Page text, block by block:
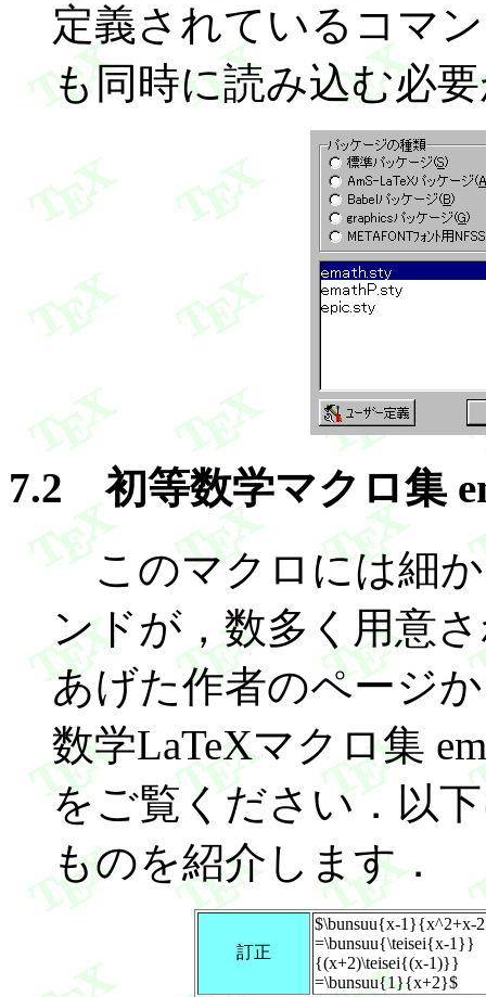
定義されているコマ
も同時に読み込む必
7.2 初等数学マクロ集
このマクロには細か
ンドが，数多く用意
あげた作者のページ
数学LaTeXマクロ集
をご覧ください．以
ものを紹介します．
訂正
$\bunsuu{x-1}{x^2+x-
=\bunsuu{\teisei{x-1}}
{(x+2)\teisei{(x-1)}}
=\bunsuu{1}{x+2}$